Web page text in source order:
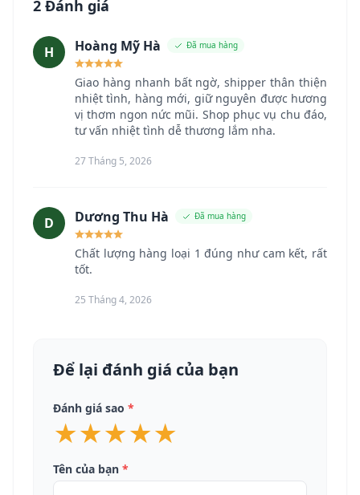
2 Đánh giá
H Hoàng Mỹ Hà Đã mua hàng
Giao hàng nhanh bất ngờ, shipper thân thiện
nhiệt tình, hàng mới, giữ nguyên được hương
vị thơm ngon nức mũi. Shop phục vụ chu đáo,
tư vấn nhiệt tình dễ thương lắm nha.
27 Tháng 5, 2026
D Dương Thu Hà Đã mua hàng
Chất lượng hàng loại 1 đúng như cam kết, rất
tốt.
25 Tháng 4, 2026
Để lại đánh giá của bạn
Đánh giá sao *
★
★
★
★
★
Tên của bạn *